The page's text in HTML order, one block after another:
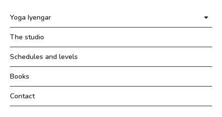
Yoga Iyengar
The studio
Schedules and levels
Books
Contact